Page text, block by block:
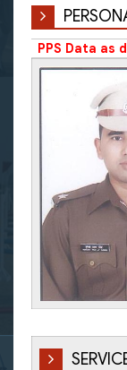
PPS Data as